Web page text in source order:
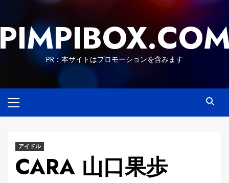
content
PR：本サイトはプロモーションを含みます
Menu
アイドル
CARA 山口果歩